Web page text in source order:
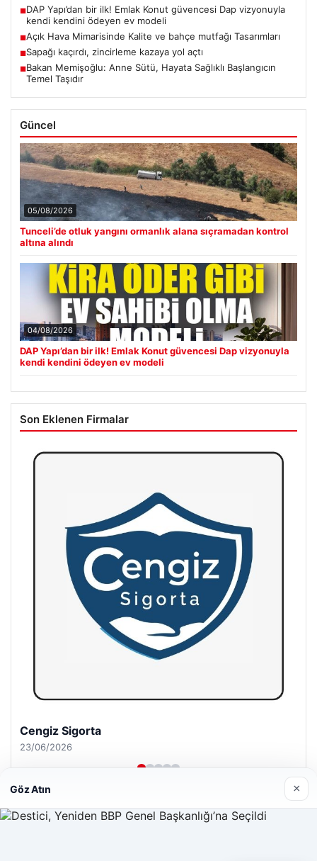
■DAP Yapı’dan bir ilk! Emlak Konut güvencesi Dap vizyonuyla
kendi kendini ödeyen ev modeli
■Açık Hava Mimarisinde Kalite ve bahçe mutfağı Tasarımları
■Sapağı kaçırdı, zincirleme kazaya yol açtı
■Bakan Memişoğlu: Anne Sütü, Hayata Sağlıklı Başlangıcın
Temel Taşıdır
Güncel
05/08/2026
Tunceli’de otluk yangını ormanlık alana sıçramadan kontrol
altına alındı
04/08/2026
DAP Yapı’dan bir ilk! Emlak Konut güvencesi Dap vizyonuyla
kendi kendini ödeyen ev modeli
Son Eklenen Firmalar
Hastaş Beton
26/05/2026
Göz Atın ×